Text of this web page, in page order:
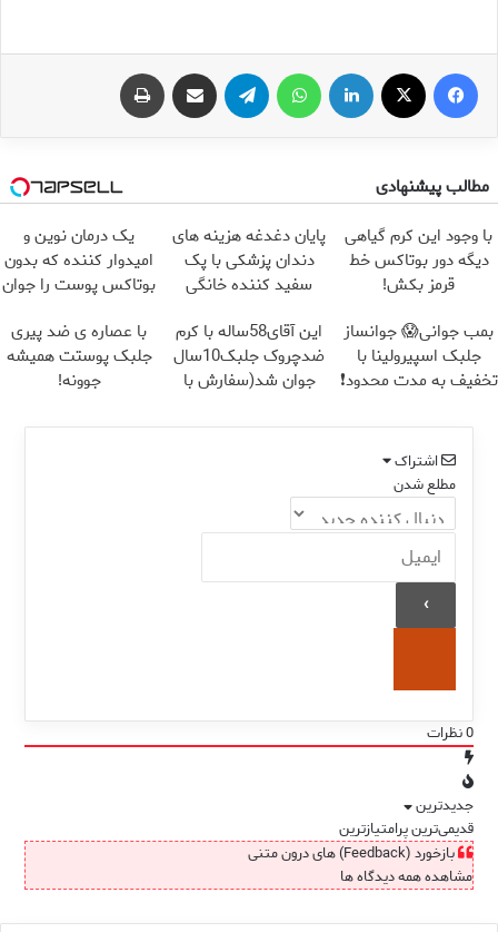
فیس بوک لینکدین تلگرام اشتراک گذاری از طریق ایمیل
مطالب پیشنهادی
با وجود این کرم گیاهی
دیگه دور بوتاکس خط
قرمز بکش!
پایان دغدغه هزینه های
دندان پزشکی با پک
سفید کننده خانگی
یک درمان نوین و
امیدوار کننده که بدون
بوتاکس پوست را جوان
بمب جوانی😱 جوانساز
جلبک اسپیرولینا با
تخفیف به مدت محدود❗
این آقای58ساله با کرم
ضدچروک جلبک10سال
جوان شد(سفارش با
با عصاره ی ضد پیری
جلبک پوستت همیشه
جوونه!
اشتراک
مطلع شدن
0نظرات
جدیدترین
قدیمی‌ترینپرامتیازترین
بازخورد (Feedback) های درون متنی
مشاهده همه دیدگاه ها